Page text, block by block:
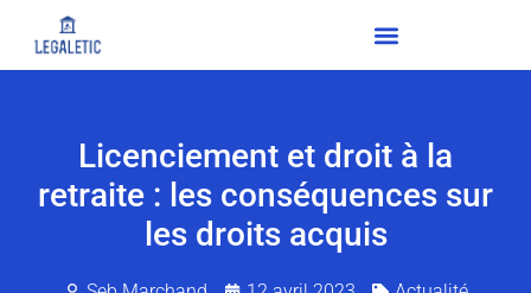
Licenciement et droit à la
retraite : les conséquences sur
les droits acquis